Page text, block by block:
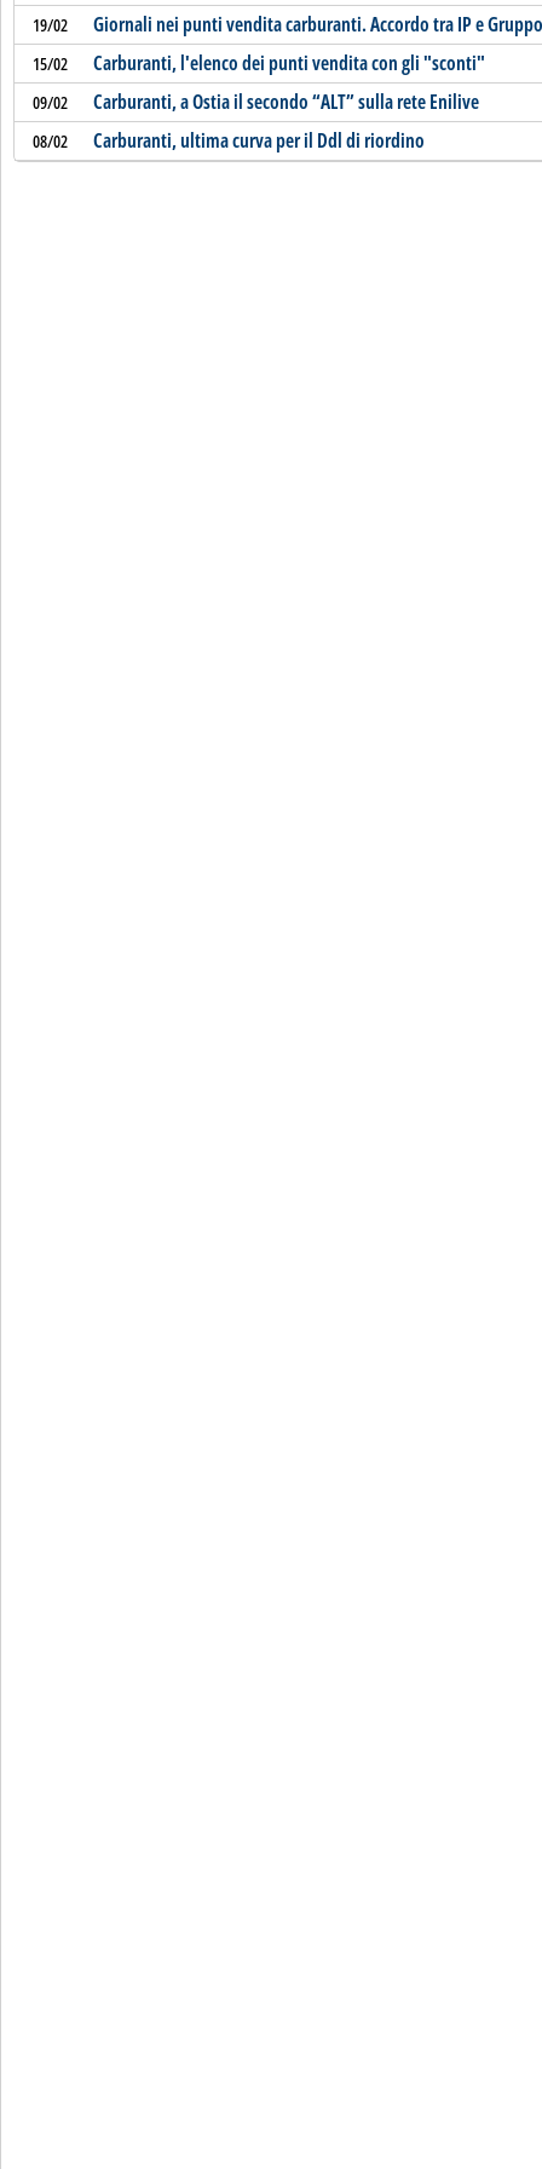
19/02 Giornali nei punti vendita carburanti. Accordo tra IP e
15/02 Carburanti, l'elenco dei punti vendita con gli "sconti"
09/02 Carburanti, a Ostia il secondo “ALT” sulla rete Enilive
08/02 Carburanti, ultima curva per il Ddl di riordino